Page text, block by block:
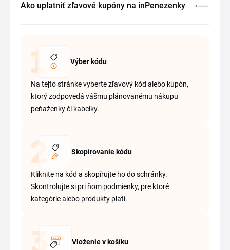
Ako uplatniť zľavové kupóny na inPenezenky
Výber kódu
Na tejto stránke vyberte zľavový kód alebo kupón,
ktorý zodpovedá vášmu plánovanému nákupu
peňaženky či kabelky.
Skopírovanie kódu
Kliknite na kód a skopírujte ho do schránky.
Skontrolujte si pri ňom podmienky, pre ktoré
kategórie alebo produkty platí.
Vloženie v košíku